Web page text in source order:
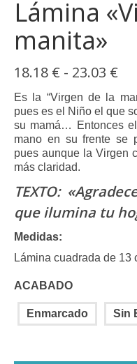
Lámina
manita»
18.18 € - 23.03 €
Es la “Virgen de la
pues es el Niño el que
su mamá… Entonces
mano en su frente se
pues aunque la Virgen
más claridad.
TEXTO:
que ilumina tu
Medidas:
Lámina cuadrada de 13
ACABADO
Enmarcado Sin